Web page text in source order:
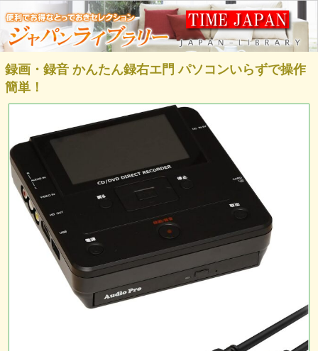
録画・録音 かんたん録右エ門 パソコンいらずで操作
簡単！